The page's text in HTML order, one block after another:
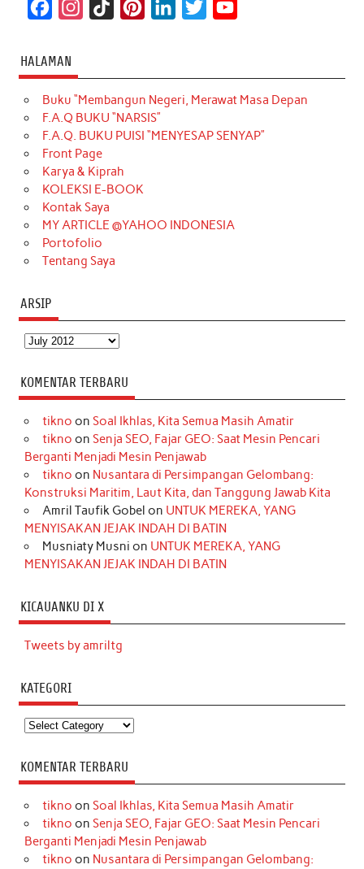
c
e
b
o
o
k
t
a
g
r
a
m
T
o
k
t
e
r
k
e
d
t
t
e
T
u
b
HALAMAN
Buku “Membangun Negeri, Merawat Masa Depan
F.A.Q BUKU “NARSIS”
F.A.Q. BUKU PUISI “MENYESAP SENYAP”
Front Page
Karya & Kiprah
KOLEKSI E-BOOK
Kontak Saya
MY ARTICLE @YAHOO INDONESIA
Portofolio
Tentang Saya
ARSIP
Arsip
KOMENTAR TERBARU
tikno on Soal Ikhlas, Kita Semua Masih Amatir
tikno on Senja SEO, Fajar GEO: Saat Mesin Pencari
Berganti Menjadi Mesin Penjawab
tikno on Nusantara di Persimpangan Gelombang:
Konstruksi Maritim, Laut Kita, dan Tanggung Jawab Kita
Amril Taufik Gobel on UNTUK MEREKA, YANG
MENYISAKAN JEJAK INDAH DI BATIN
Musniaty Musni on UNTUK MEREKA, YANG
MENYISAKAN JEJAK INDAH DI BATIN
KICAUANKU DI X
Tweets by amriltg
KATEGORI
Kategori
KOMENTAR TERBARU
tikno on Soal Ikhlas, Kita Semua Masih Amatir
tikno on Senja SEO, Fajar GEO: Saat Mesin Pencari
Berganti Menjadi Mesin Penjawab
tikno on Nusantara di Persimpangan Gelombang: